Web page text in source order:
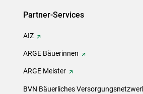
Partner-Services
AIZ
ARGE Bäuerinnen
ARGE Meister
BVN Bäuerliches